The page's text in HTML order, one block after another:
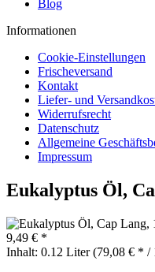
Blog
Informationen
Cookie-Einstellungen
Frischeversand
Kontakt
Liefer- und
Widerrufsrecht
Datenschutz
Allgemeine
Impressum
Eukalyptus Öl,
9,49 € *
Inhalt: 0.12 Liter (79,08 € * /